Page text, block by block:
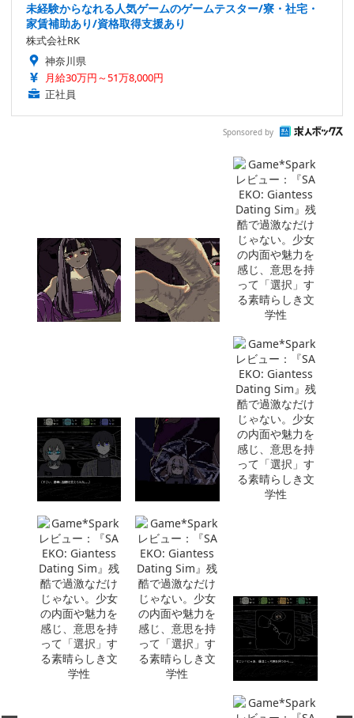
未経験からなれる人気ゲームのゲームテスター/寮・社宅・
家賃補助あり/資格取得支援あり
株式会社RK
神奈川県
月給30万円～51万8,000円
正社員
Sponsored by